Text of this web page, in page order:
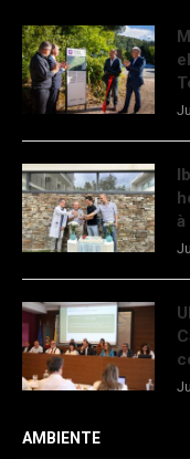
AMBIENTE